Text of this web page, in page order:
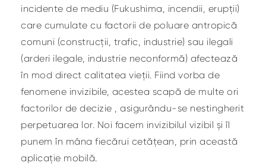
incidente de mediu (Fukushima, incendii, erupții)
care cumulate cu factorii de poluare antropică
comuni (construcții, trafic, industrie) sau ilegali
(arderi ilegale, industrie neconformă) afectează
în mod direct calitatea vieții. Fiind vorba de
fenomene invizibile, acestea scapă de multe ori
factorilor de decizie , asigurându-se nestingherit
perpetuarea lor. Noi facem invizibilul vizibil și îl
punem în mâna fiecărui cetățean, prin această
aplicație mobilă.